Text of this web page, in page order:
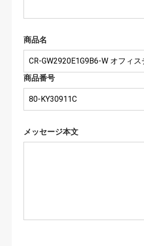
商品名
商品番号
メッセージ本文